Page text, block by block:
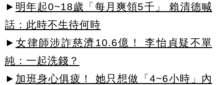
► 明年起0~18歲「每月爽領5千」 賴清德喊
話：此時不生待何時
► 女律師涉詐慈濟10.6億！ 李怡貞疑不單
純：一起洗錢？
► 加班身心俱疲！ 她只想做「4~6小時」內